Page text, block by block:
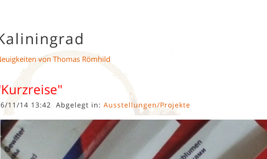
von Thomas Römhild
11/14 13:42 Abgelegt in: Ausstellungen/Projekte